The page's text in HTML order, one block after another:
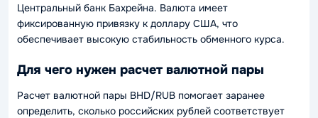
Центральный банк Бахрейна. Валюта имеет
фиксированную привязку к доллару США, что
обеспечивает высокую стабильность обменного курса.
Для чего нужен расчет валютной пары
Расчет валютной пары BHD/RUB помогает заранее
определить, сколько российских рублей соответствует